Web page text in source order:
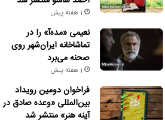
1 هفته پیش
نعیمی «مده‌آ» را در
تماشاخانه ایران‌شهر روی
صحنه می‌برد
1 هفته پیش
فراخوان دومین رویداد
بین‌المللی «وعده صادق در
آینه هنر» منتشر شد